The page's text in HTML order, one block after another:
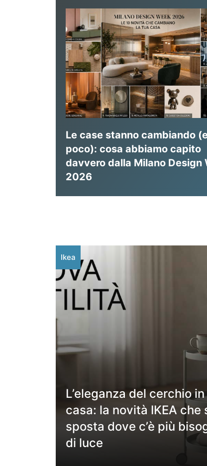
Le case stanno cambiando
poco): cosa abbiamo capito
davvero dalla Milano Design
2026
Ikea
L’eleganza del cerchio in
casa: la novità IKEA che
sposta dove c’è più
di luce